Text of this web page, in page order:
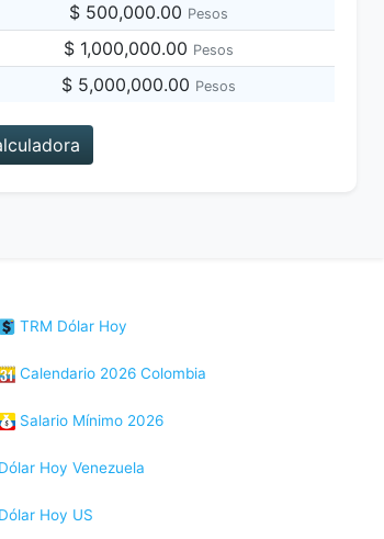
$ 500,000.00 Pesos
$ 1,000,000.00 Pesos
$ 5,000,000.00 Pesos
TRM Dólar Hoy
Calendario 2026 Colombia
Salario Mínimo 2026
Dólar Hoy Venezuela
Dólar Hoy US